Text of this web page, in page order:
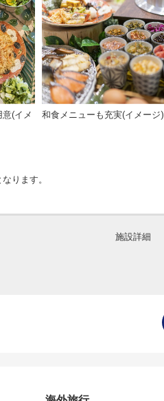
(イメ
和食メニューも充実(イメージ)
ります。
施設詳細